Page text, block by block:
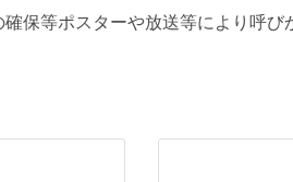
保等ポスターや放送等により呼び